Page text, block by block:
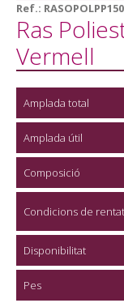
Ref.:
Ras
Vermell
Amplada total
Amplada útil
Composició
Condicions de rentat
Disponibilitat
Pes